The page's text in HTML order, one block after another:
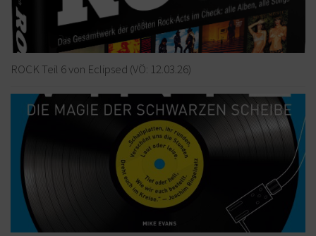
ROCK Teil 6 von Eclipsed (VÖ: 12.03.26)